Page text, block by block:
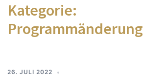
Kategorie:
Programmänderung
26. JULI 2022